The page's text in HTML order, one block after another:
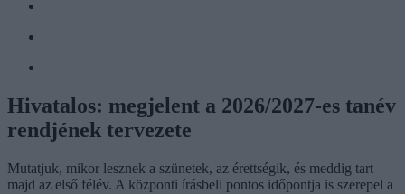
Hivatalos: megjelent a 2026/2027-es tanév
rendjének tervezete
Mutatjuk, mikor lesznek a szünetek, az érettségik, és meddig tart
majd az első félév. A központi írásbeli pontos időpontja is szerepel a